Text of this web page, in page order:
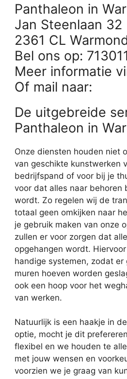
Panthaleon in
Jan Steenlaan 32
2361 CL
Bel ons op:
Meer informatie
Of mail naar:
De uitgebreide
Panthaleon in
Onze diensten houden niet
van geschikte kunstwerken
bedrijfspand of voor bij je
voor dat alles naar behoren
wordt. Zo regelen wij de
totaal geen omkijken naar
je gebruik maken van onze
zullen er voor zorgen dat
opgehangen wordt.
handige systemen, zodat er
muren hoeven worden
ook een hoop voor het
van werken.
Natuurlijk is een haakje in
optie, mocht je dit
flexibel en we houden te
met jouw wensen en
voorzien we je graag van